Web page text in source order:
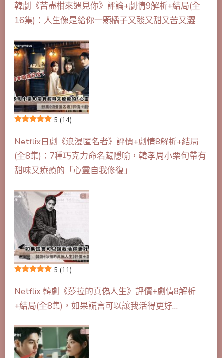
韓劇《苦盡柑來遇見你》評論+劇情9解析+結局(全
16集)：人生像是給你一顆橘子又酸又甜又苦又澀
5 (14)
Netflix日劇《浪漫匿名者》評價+劇情8解析+結局
(全8集)：7種巧克力命名藏隱喻，韓孝周小栗旬帶有
甜味又療癒的「心靈自我修復」
5 (11)
Netflix 韓劇《莎拉的真偽人生》評價+劇情8解析
+結局(全8集)，如果謊言可以讓我活得更好…